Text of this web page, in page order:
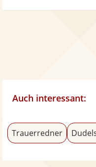
Auch interessant:
Trauerredner